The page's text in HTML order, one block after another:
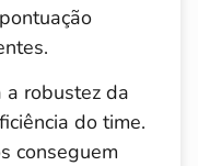
robustez da
do time.
conseguem